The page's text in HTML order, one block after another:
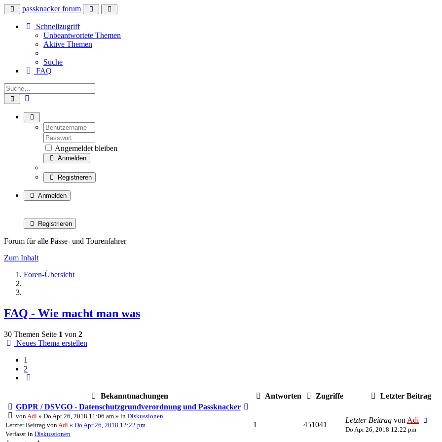
passknacker forum
Schnellzugriff
Unbeantwortete Themen
Aktive Themen
Suche
FAQ
Angemeldet bleiben
Anmelden
Registrieren
Anmelden
Registrieren
Forum für alle Pässe- und Tourenfahrer
Zum Inhalt
Foren-Übersicht
FAQ - Wie macht man was
30 Themen Seite 1 von 2
Neues Thema erstellen
1
2
Nächste
Bekanntmachungen Antworten Zugriffe
Letzter Beitrag
GDPR / DSVGO - Datenschutzgrundverordnung und Passknacker
von Adi » Do Apr 26, 2018 11:06 am » in Diskussionen
Letzter Beitrag von Adi « Do Apr 26, 2018 12:22 pm
Verfasst in Diskussionen
1 451041
Letzter Beitrag von Adi
Do Apr 26, 2018 12:22 pm